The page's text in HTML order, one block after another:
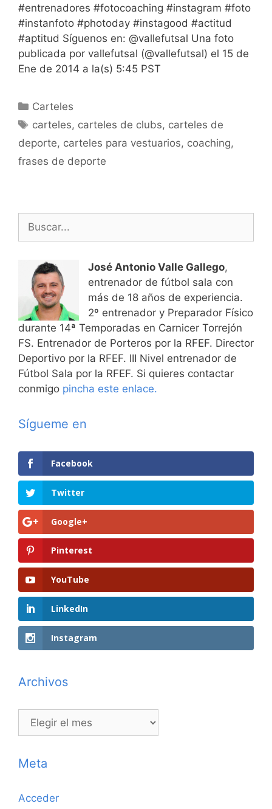
#entrenadores #fotocoaching #instagram #foto
#instanfoto #photoday #instagood #actitud
#aptitud Síguenos en: @vallefutsal Una foto
publicada por vallefutsal (@vallefutsal) el 15 de
Ene de 2014 a la(s) 5:45 PST
Categorías
Carteles
Etiquetas
carteles, carteles de clubs, carteles de
deporte, carteles para vestuarios, coaching,
frases de deporte
Buscar:
José Antonio Valle Gallego,
entrenador de fútbol sala con
más de 18 años de experiencia.
2º entrenador y Preparador Físico
durante 14ª Temporadas en Carnicer Torrejón
FS. Entrenador de Porteros por la RFEF. Director
Deportivo por la RFEF. III Nivel entrenador de
Fútbol Sala por la RFEF. Si quieres contactar
conmigo pincha este enlace.
Sígueme en
Facebook
Twitter
Google+
Pinterest
YouTube
LinkedIn
Instagram
Archivos
Archivos
Meta
Acceder